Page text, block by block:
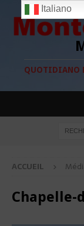
QUOTIDIANO
ACCUEIL
Chapelle-
Italiano